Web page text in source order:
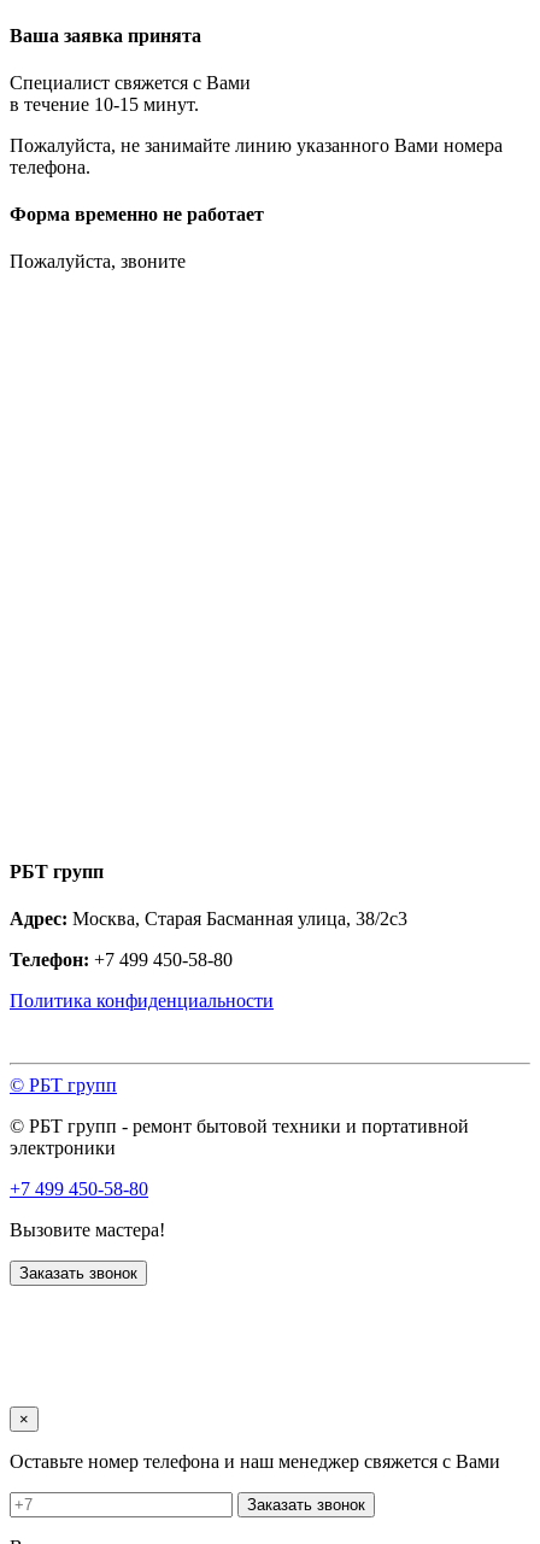
Ваша заявка принята
Специалист свяжется с Вами
в течение 10-15 минут.
Пожалуйста, не занимайте линию указанного Вами номера
телефона.
Форма временно не работает
Пожалуйста, звоните
РБТ групп
Адрес: Москва, Старая Басманная улица, 38/2с3
Телефон: +7 499 450-58-80
Политика конфиденциальности
© РБТ групп
© РБТ групп - ремонт бытовой техники и портативной
электроники
+7 499 450-58-80
Вызовите мастера!
Заказать звонок
×
Оставьте номер телефона и наш менеджер свяжется с Вами
Заказать звонок